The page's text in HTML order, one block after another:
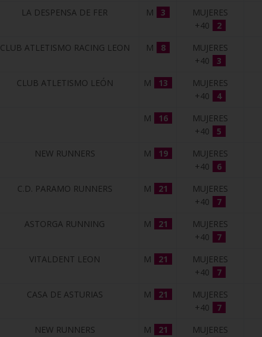
LA DESPENSA DE FER M 3
MUJERES
+40
2
CLUB ATLETISMO RACING LEON M 8
MUJERES
+40
3
CLUB ATLETISMO LEÓN M 13
MUJERES
+40
4
M 16
MUJERES
+40
5
NEW RUNNERS M 19
MUJERES
+40
6
C.D. PARAMO RUNNERS M 21
MUJERES
+40
7
ASTORGA RUNNING M 21
MUJERES
+40
7
VITALDENT LEON M 21
MUJERES
+40
7
CASA DE ASTURIAS M 21
MUJERES
+40
7
NEW RUNNERS M 21
MUJERES